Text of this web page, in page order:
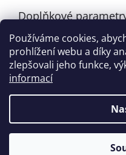
Používáme cookies,
prohlížení webu a díky
zlepšovali jeho funkce,
informací
Doplňkové
Kategorie: Zahraniční
EAN: 15818254